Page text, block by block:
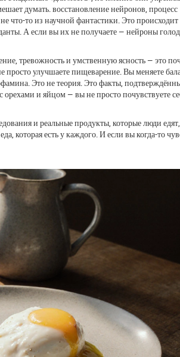
думать. восстановление нейронов процесс
что-то из научной фантастики. Это
А если вы их не получаете — нейроны
тревожность и умственную ясность— это
просто улучшаете пищеварение. Вы меняете
Это не теория. Это факты,
и яйцом — вы не просто почувствуете
и реальные продукты, которые люди
которая есть у каждого. И если вы когда-то